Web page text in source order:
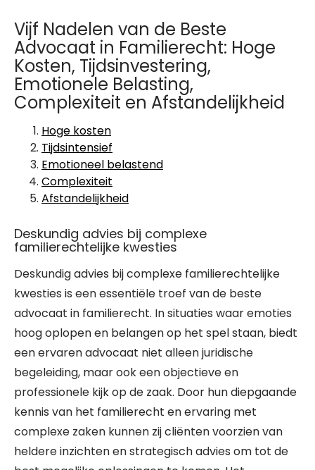
Vijf Nadelen van de Beste
Advocaat in Familierecht: Hoge
Kosten, Tijdsinvestering,
Emotionele Belasting,
Complexiteit en Afstandelijkheid
Hoge kosten
Tijdsintensief
Emotioneel belastend
Complexiteit
Afstandelijkheid
Deskundig advies bij complexe
familierechtelijke kwesties
Deskundig advies bij complexe familierechtelijke
kwesties is een essentiële troef van de beste
advocaat in familierecht. In situaties waar emoties
hoog oplopen en belangen op het spel staan, biedt
een ervaren advocaat niet alleen juridische
begeleiding, maar ook een objectieve en
professionele kijk op de zaak. Door hun diepgaande
kennis van het familierecht en ervaring met
complexe zaken kunnen zij cliënten voorzien van
heldere inzichten en strategisch advies om tot de